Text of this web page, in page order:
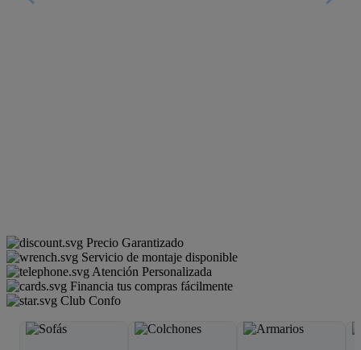
Precio Garantizado
Servicio de montaje disponible
Atención Personalizada
Financia tus compras fácilmente
Club Confo